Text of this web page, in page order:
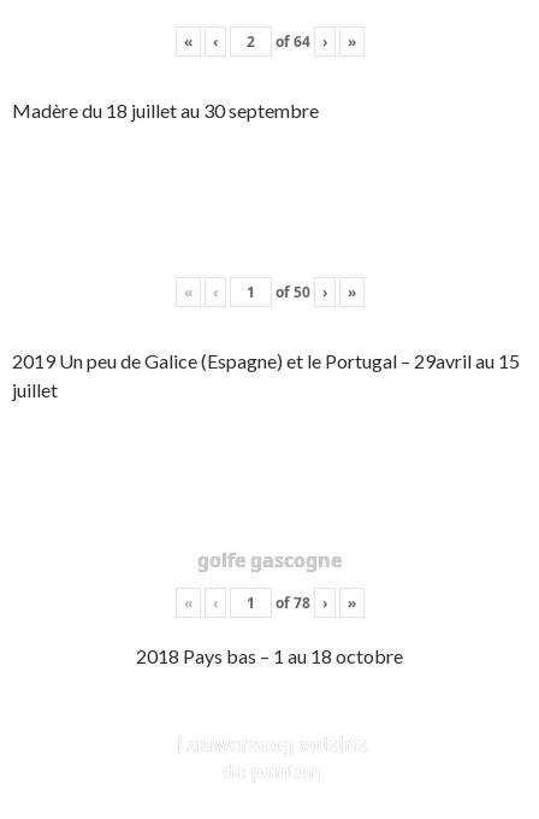
« ‹ of64 › »
Madère du 18 juillet au 30 septembre
« ‹ of50 › »
2019 Un peu de Galice (Espagne) et le Portugal – 29avril au 15
juillet
golfe gascogne
« ‹ of78 › »
2018 Pays bas – 1 au 18 octobre
Lauwersoog voisins
de ponton